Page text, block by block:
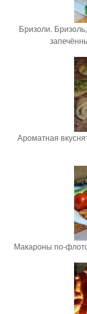
Бризоли.
Ароматная
Макароны по-